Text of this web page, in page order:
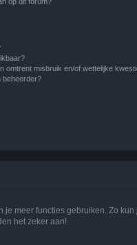
omtrent misbruik en/of wettelijke
beheerder?
meer functies gebruiken. Zo
het zeker aan!